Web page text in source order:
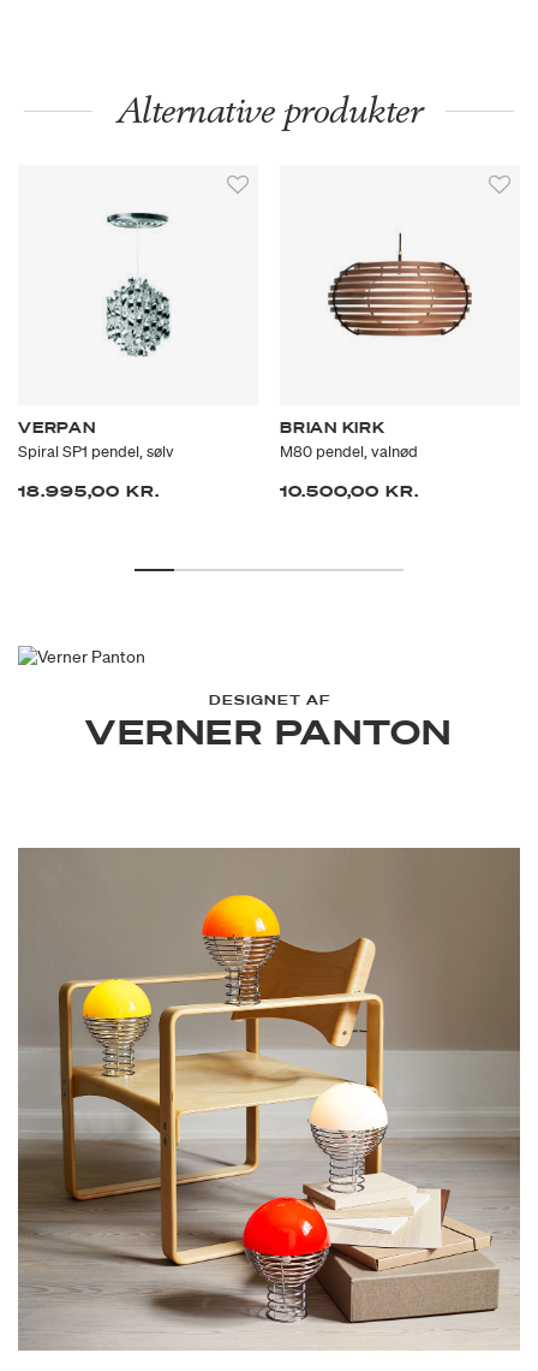
Alternative produkter
VERPAN
Spiral SP1 pendel, sølv
18.995,00 KR.
BRIAN KIRK
M80 pendel, valnød
10.500,00 KR.
DESIGNET AF
VERNER PANTON